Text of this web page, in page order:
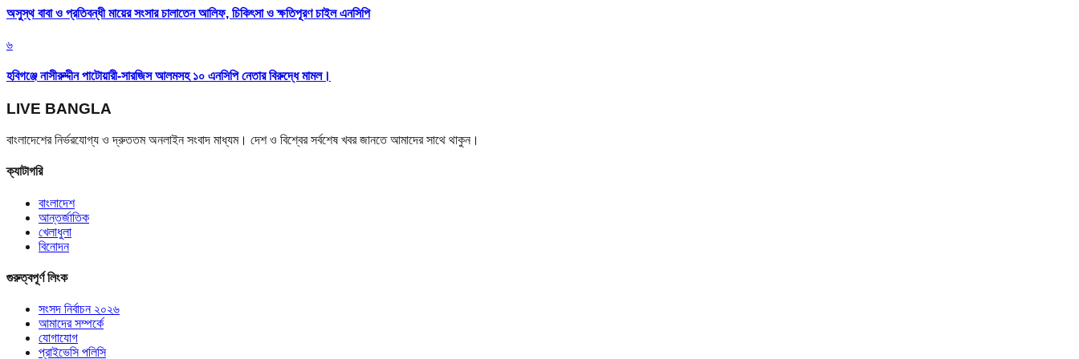
অসুস্থ বাবা ও প্রতিবন্ধী মায়ের সংসার চালাতেন আলিফ, চিকিৎসা ও ক্ষতিপূরণ চাইল এনসিপি
৬
হবিগঞ্জে নাসীরুদ্দীন পাটোয়ারী-সারজিস আলমসহ ১০ এনসিপি নেতার বিরুদ্ধে মামল।
LIVE BANGLA
বাংলাদেশের নির্ভরযোগ্য ও দ্রুততম অনলাইন সংবাদ মাধ্যম। দেশ ও বিশ্বের সর্বশেষ খবর জানতে আমাদের সাথে থাকুন।
ক্যাটাগরি
বাংলাদেশ
আন্তর্জাতিক
খেলাধুলা
বিনোদন
গুরুত্বপূর্ণ লিংক
সংসদ নির্বাচন ২০২৬
আমাদের সম্পর্কে
যোগাযোগ
প্রাইভেসি পলিসি